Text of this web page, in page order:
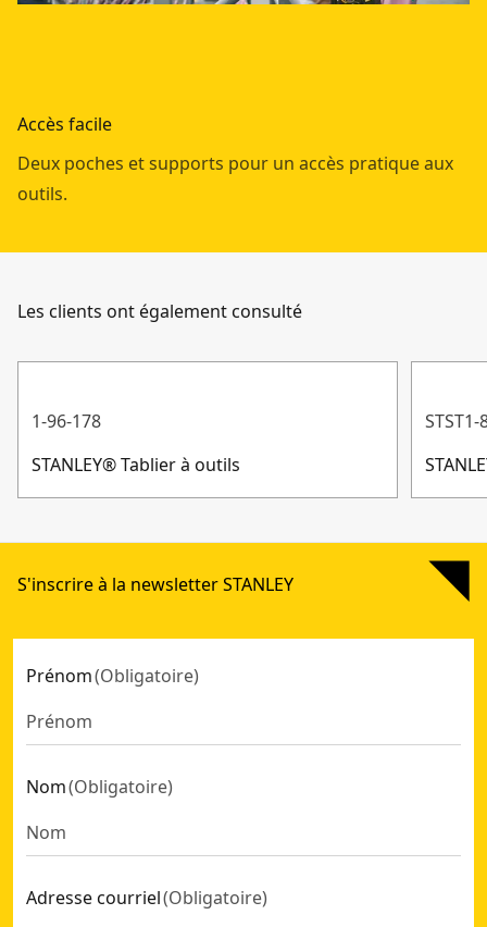
Accès facile
Deux poches et supports pour un accès pratique aux
outils.
Les clients ont également consulté
1-96-178
STANLEY® Tablier à outils
S'inscrire à la newsletter STANLEY
Prénom(Obligatoire)
Nom(Obligatoire)
Adresse courriel(Obligatoire)